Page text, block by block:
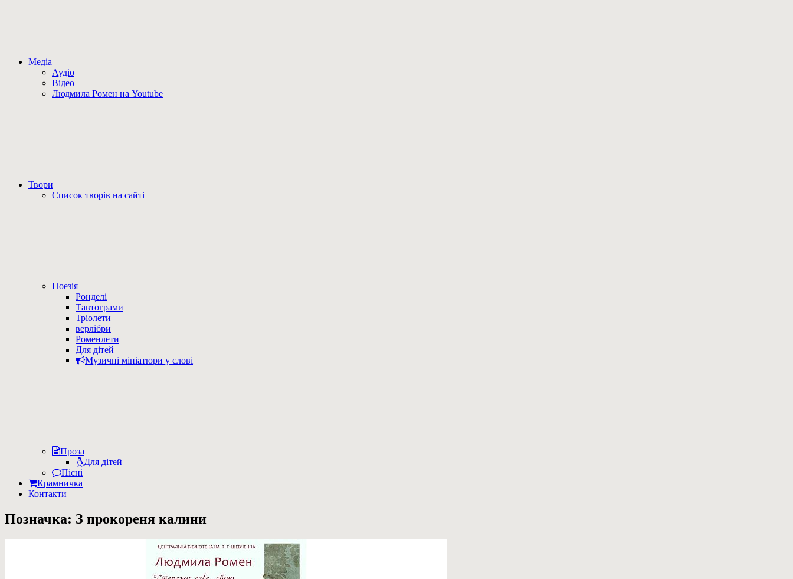
Медіа
Аудіо
Відео
Людмила Ромен на Youtube
Твори
Список творів на сайті
Поезія
Ронделі
Тавтограми
Тріолети
верлібри
Роменлети
Для дітей
Музичні мініатюри у слові
Проза
Для дітей
Пісні
Крамничка
Контакти
Позначка: З прокореня калини